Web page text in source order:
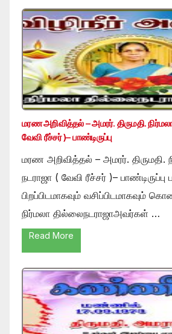
மரண அறிவித்தல் – அமரர். திருமதி.
வேவி ரீச்சர் )– பாண்டிருப்பு
மரண அறிவித்தல் – அமரர். திருமதி.
நடராஜா ( வேவி ரீச்சர் )– பாண்டிருப்பு
பிறப்பிடமாகவும் வசிப்பிடமாகவும்
நிர்மலா தில்லைநடராஜாஅவர்கள் …
Read More